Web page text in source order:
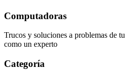
Computadoras
Trucos y soluciones a problemas de
como un experto
Categoría